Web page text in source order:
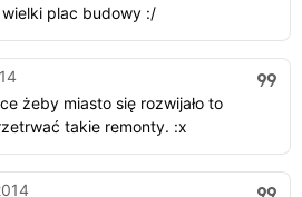
plac budowy :/
żeby miasto się rozwijało to
takie remonty. :x